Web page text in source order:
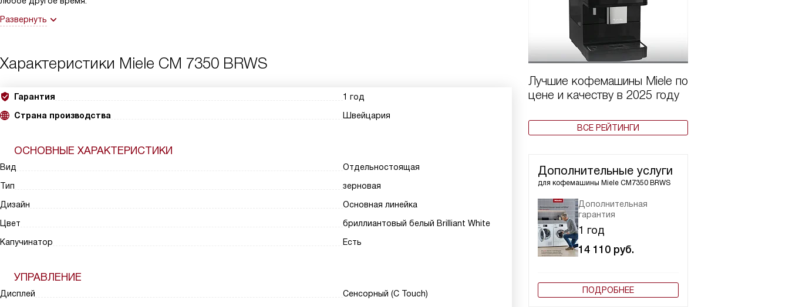
Лучшие кофемашины Miele по
цене и качеству в 2025 году
ВСЕ РЕЙТИНГИ
Дополнительные услуги
для кофемашины Miele CM7350 BRWS
Дополнительная
гарантия
1 год
14 110 руб.
ПОДРОБНЕЕ
Развернуть
Характеристики Miele CM 7350 BRWS
Гарантия
1 год
Страна производства
Швейцария
ОСНОВНЫЕ ХАРАКТЕРИСТИКИ
Вид
Отдельностоящая
Тип
зерновая
Дизайн
Основная линейка
Цвет
бриллиантовый белый Brilliant White
Капучинатор
Есть
УПРАВЛЕНИЕ
Дисплей
Сенсорный (C Touch)